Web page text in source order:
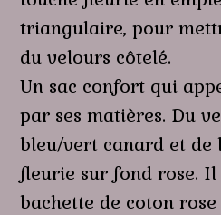
triangulaire, pour
du velours côtelé.
Un sac confort qui
par ses matières. Du
bleu/vert canard et de
fleurie sur fond rose.
bachette de coton